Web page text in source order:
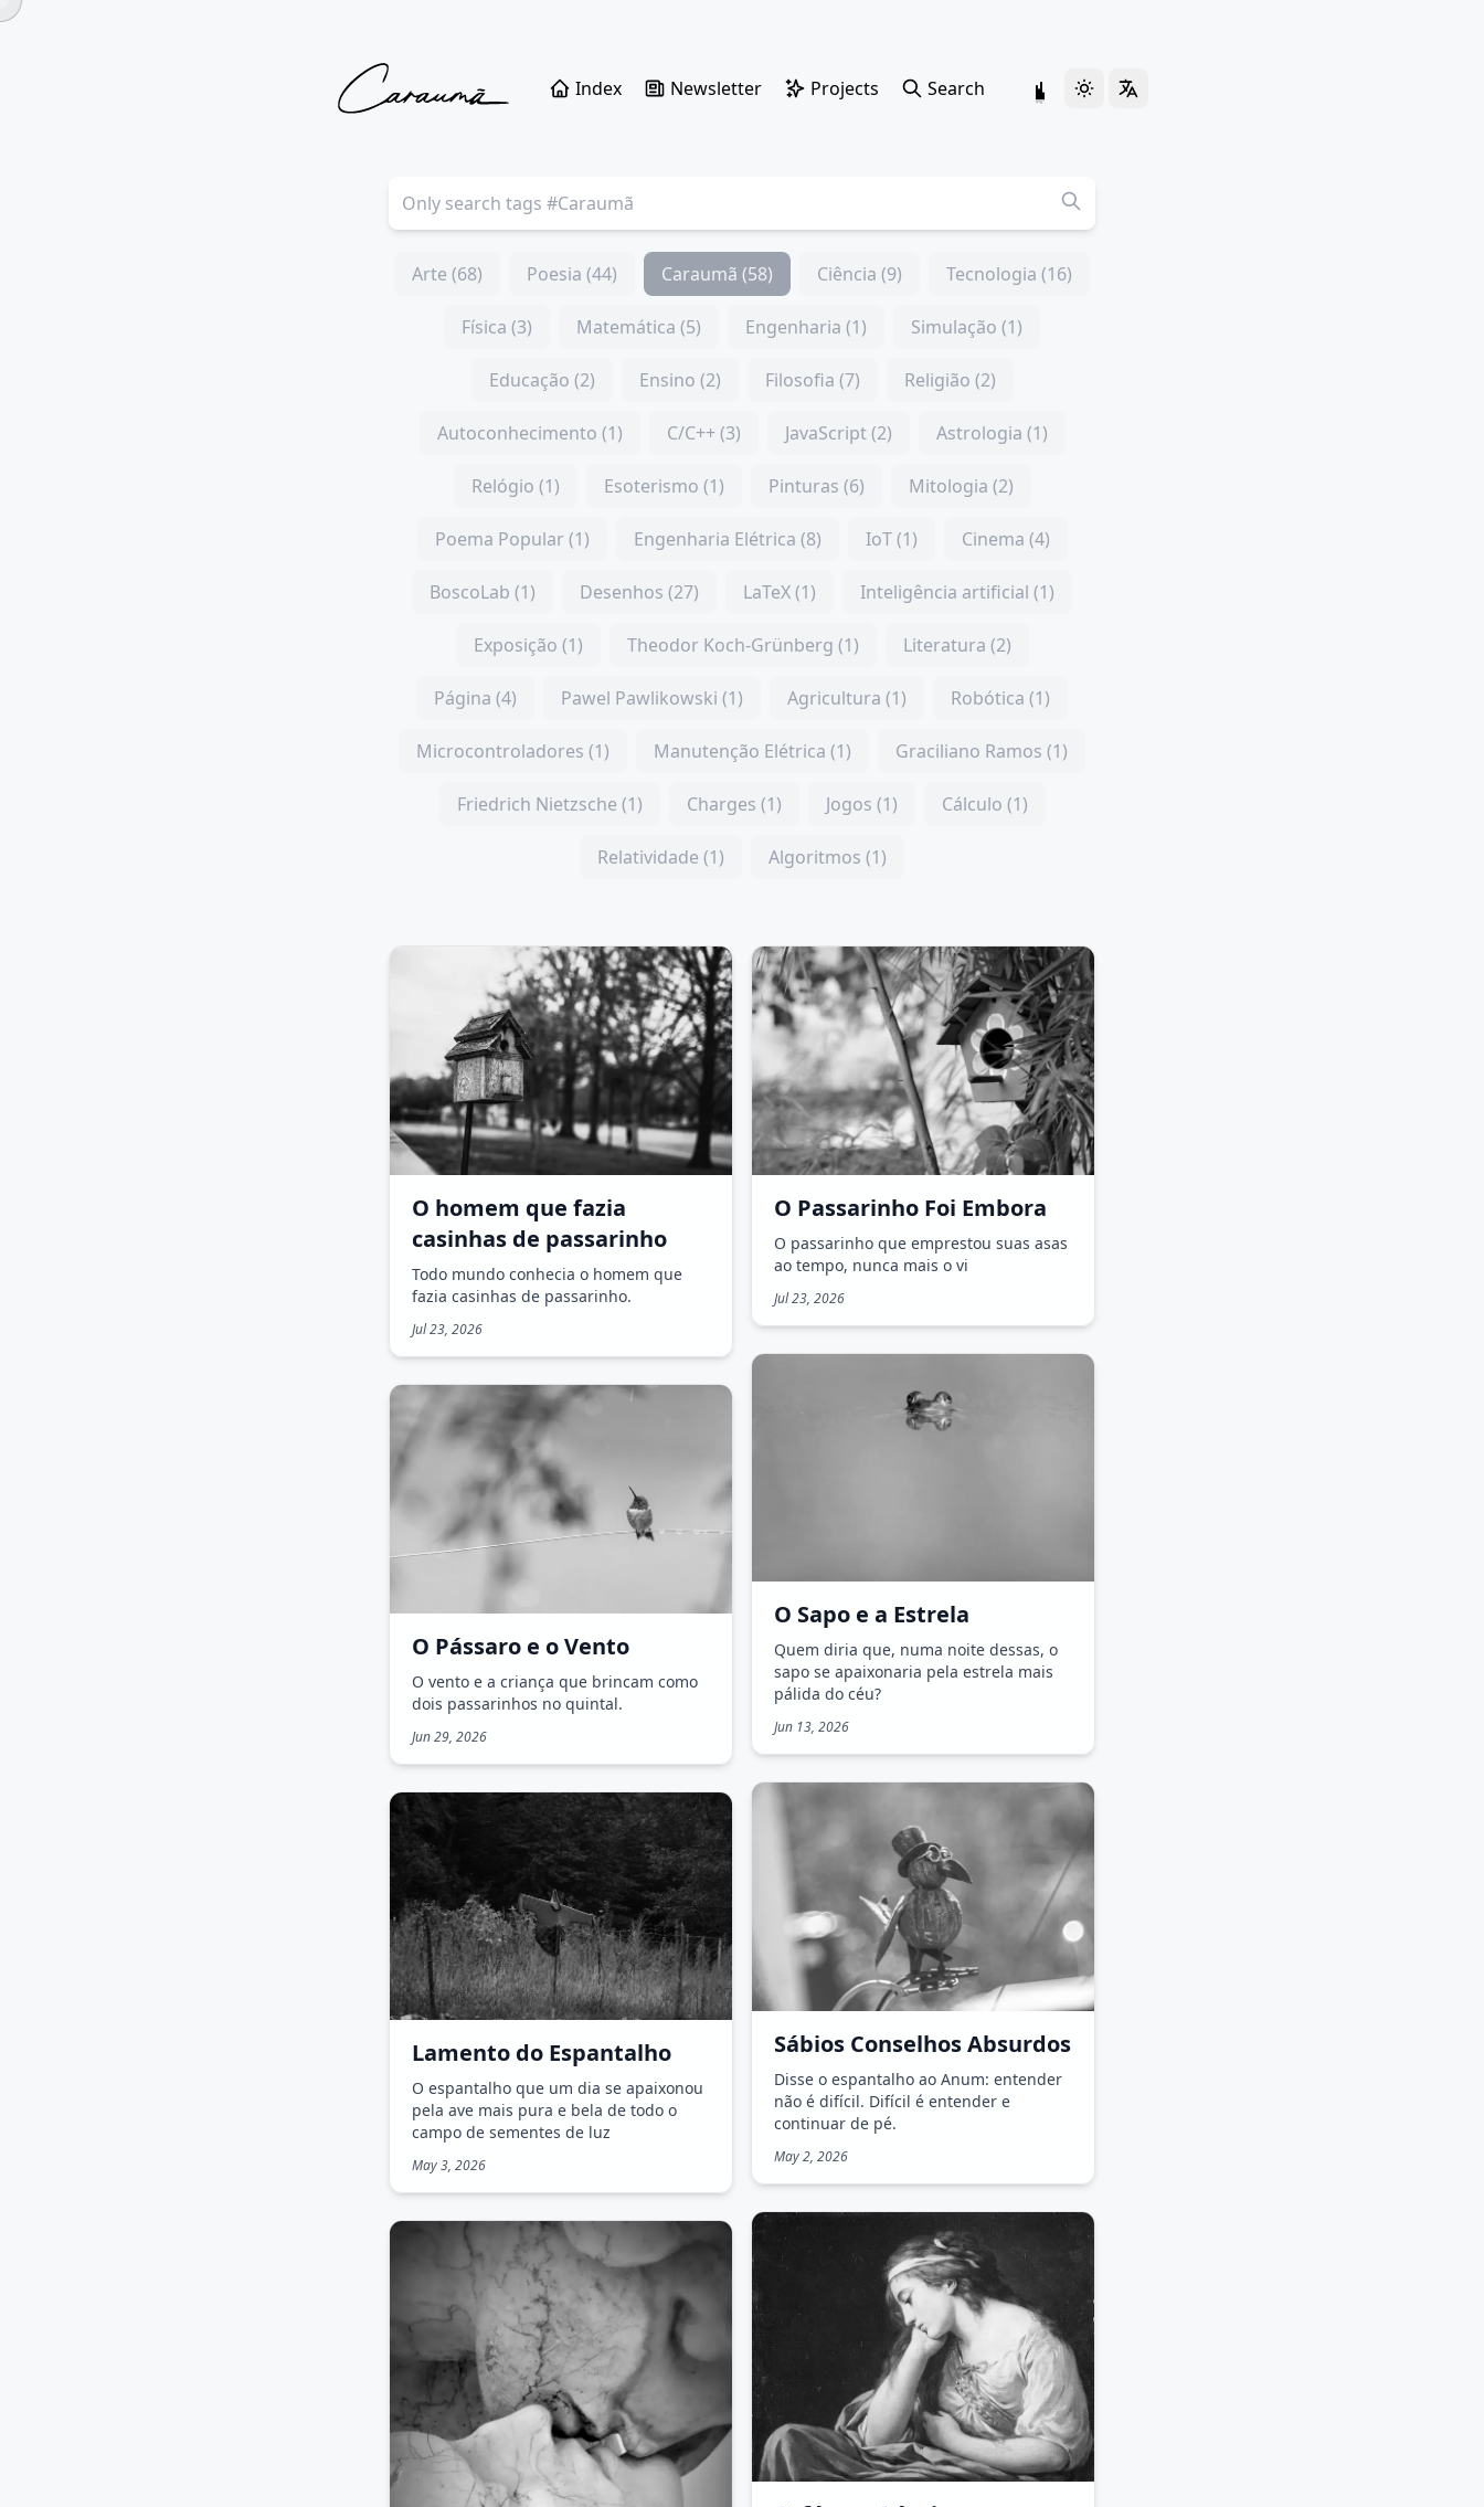
Index Newsletter Projects Search
Arte (68) Poesia (44) Caraumã (58) Ciência (9) Tecnologia (16)
Física (3) Matemática (5) Engenharia (1) Simulação (1)
Educação (2) Ensino (2) Filosofia (7) Religião (2)
Autoconhecimento (1) C/C++ (3) JavaScript (2) Astrologia (1)
Relógio (1) Esoterismo (1) Pinturas (6) Mitologia (2)
Poema Popular (1) Engenharia Elétrica (8) IoT (1) Cinema (4)
BoscoLab (1) Desenhos (27) LaTeX (1) Inteligência artificial (1)
Exposição (1) Theodor Koch-Grünberg (1) Literatura (2)
Página (4) Pawel Pawlikowski (1) Agricultura (1) Robótica (1)
Microcontroladores (1) Manutenção Elétrica (1) Graciliano Ramos (1)
Friedrich Nietzsche (1) Charges (1) Jogos (1) Cálculo (1)
Relatividade (1) Algoritmos (1)
O homem que fazia
casinhas de passarinho
Todo mundo conhecia o homem que
fazia casinhas de passarinho.
Jul 23, 2026
O Pássaro e o Vento
O vento e a criança que brincam como
dois passarinhos no quintal.
Jun 29, 2026
Lamento do Espantalho
O espantalho que um dia se apaixonou
pela ave mais pura e bela de todo o
campo de sementes de luz
May 3, 2026
O Passarinho Foi Embora
O passarinho que emprestou suas asas
ao tempo, nunca mais o vi
Jul 23, 2026
O Sapo e a Estrela
Quem diria que, numa noite dessas, o
sapo se apaixonaria pela estrela mais
pálida do céu?
Jun 13, 2026
Sábios Conselhos Absurdos
Disse o espantalho ao Anum: entender
não é difícil. Difícil é entender e
continuar de pé.
May 2, 2026